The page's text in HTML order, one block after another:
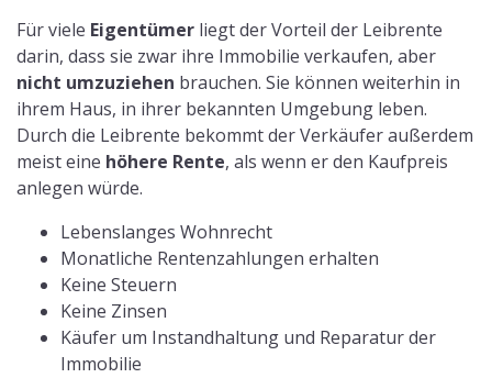
Für viele Eigentümer liegt der Vorteil der Leibrente
darin, dass sie zwar ihre Immobilie verkaufen, aber
nicht umzuziehen brauchen. Sie können weiterhin in
ihrem Haus, in ihrer bekannten Umgebung leben.
Durch die Leibrente bekommt der Verkäufer außerdem
meist eine höhere Rente, als wenn er den Kaufpreis
anlegen würde.
Lebenslanges Wohnrecht
Monatliche Rentenzahlungen erhalten
Keine Steuern
Keine Zinsen
Käufer um Instandhaltung und Reparatur der
Immobilie